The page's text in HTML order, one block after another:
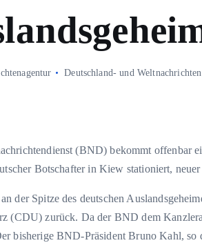
Deutschland- und Weltnachrichten
(BND) bekommt offenbar
Botschafter in Kiew stationiert,
der Spitze des deutschen
(CDU) zurück. Da der BND dem
bisherige BND-Präsident Bruno Kahl, so